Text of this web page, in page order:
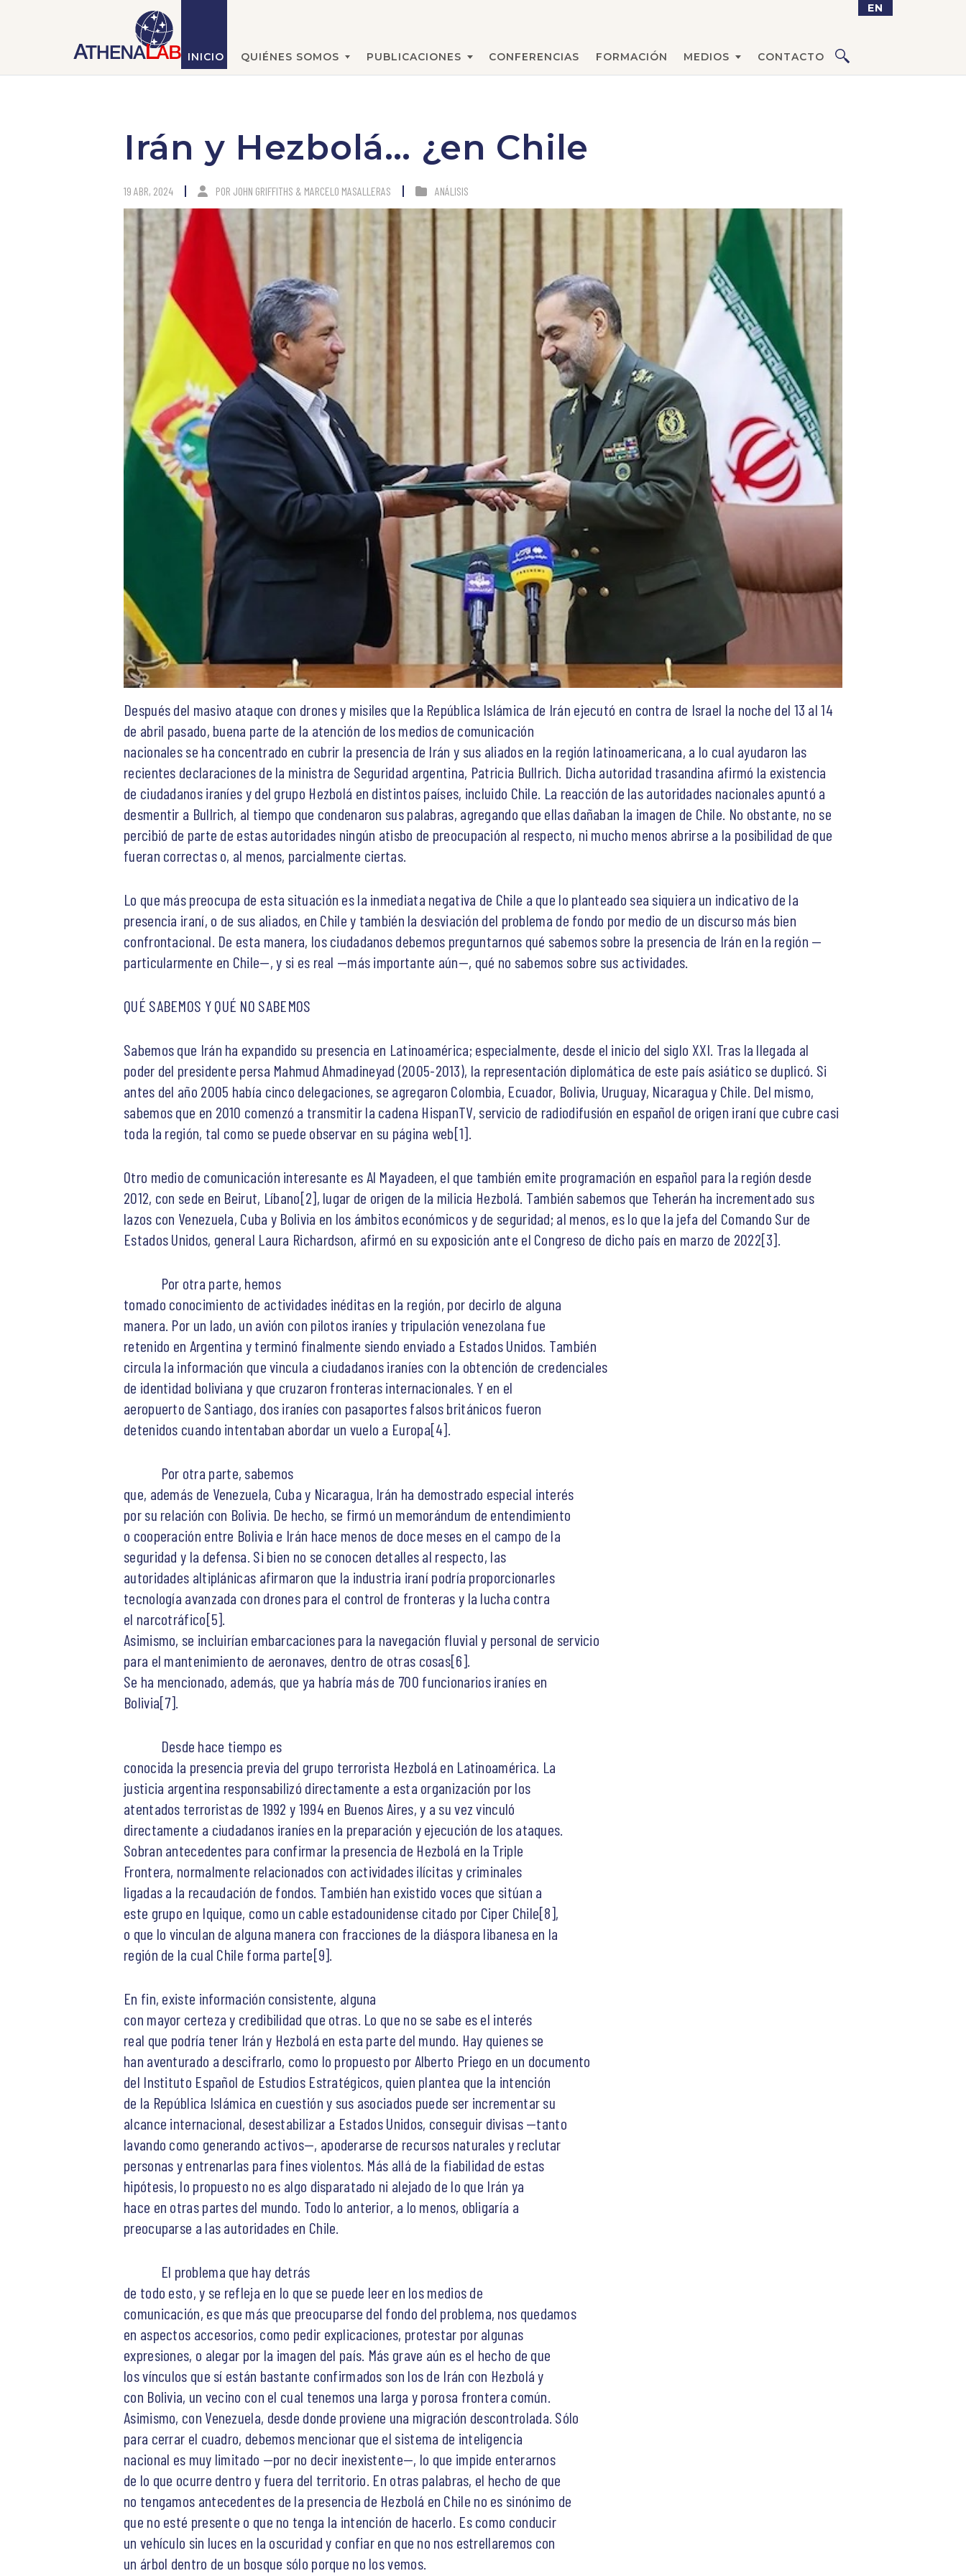
INICIO QUIÉNES SOMOS PUBLICACIONES CONFERENCIAS FORMACIÓN MEDIOS CONTACTO
BUSCAR
EN
Irán y Hezbolá… ¿en Chile
19 ABR, 2024 POR JOHN GRIFFITHS & MARCELO MASALLERAS ANÁLISIS
Después del masivo ataque con drones y misiles que la República Islámica de Irán ejecutó en contra de Israel la noche del 13 al 14
de abril pasado, buena parte de la atención de los medios de comunicación
nacionales se ha concentrado en cubrir la presencia de Irán y sus aliados en la región latinoamericana, a lo cual ayudaron las
recientes declaraciones de la ministra de Seguridad argentina, Patricia Bullrich. Dicha autoridad trasandina afirmó la existencia
de ciudadanos iraníes y del grupo Hezbolá en distintos países, incluido Chile. La reacción de las autoridades nacionales apuntó a
desmentir a Bullrich, al tiempo que condenaron sus palabras, agregando que ellas dañaban la imagen de Chile. No obstante, no se
percibió de parte de estas autoridades ningún atisbo de preocupación al respecto, ni mucho menos abrirse a la posibilidad de que
fueran correctas o, al menos, parcialmente ciertas.
Lo que más preocupa de esta situación es la inmediata negativa de Chile a que lo planteado sea siquiera un indicativo de la
presencia iraní, o de sus aliados, en Chile y también la desviación del problema de fondo por medio de un discurso más bien
confrontacional. De esta manera, los ciudadanos debemos preguntarnos qué sabemos sobre la presencia de Irán en la región —
particularmente en Chile—, y si es real —más importante aún—, qué no sabemos sobre sus actividades.
QUÉ SABEMOS Y QUÉ NO SABEMOS
Sabemos que Irán ha expandido su presencia en Latinoamérica; especialmente, desde el inicio del siglo XXI. Tras la llegada al
poder del presidente persa Mahmud Ahmadineyad (2005-2013), la representación diplomática de este país asiático se duplicó. Si
antes del año 2005 había cinco delegaciones, se agregaron Colombia, Ecuador, Bolivia, Uruguay, Nicaragua y Chile. Del mismo,
sabemos que en 2010 comenzó a transmitir la cadena HispanTV, servicio de radiodifusión en español de origen iraní que cubre casi
toda la región, tal como se puede observar en su página web[1].
Otro medio de comunicación interesante es Al Mayadeen, el que también emite programación en español para la región desde
2012, con sede en Beirut, Líbano[2], lugar de origen de la milicia Hezbolá. También sabemos que Teherán ha incrementado sus
lazos con Venezuela, Cuba y Bolivia en los ámbitos económicos y de seguridad; al menos, es lo que la jefa del Comando Sur de
Estados Unidos, general Laura Richardson, afirmó en su exposición ante el Congreso de dicho país en marzo de 2022[3].
Por otra parte, hemos
tomado conocimiento de actividades inéditas en la región, por decirlo de alguna
manera. Por un lado, un avión con pilotos iraníes y tripulación venezolana fue
retenido en Argentina y terminó finalmente siendo enviado a Estados Unidos. También
circula la información que vincula a ciudadanos iraníes con la obtención de credenciales
de identidad boliviana y que cruzaron fronteras internacionales. Y en el
aeropuerto de Santiago, dos iraníes con pasaportes falsos británicos fueron
detenidos cuando intentaban abordar un vuelo a Europa[4].
Por otra parte, sabemos
que, además de Venezuela, Cuba y Nicaragua, Irán ha demostrado especial interés
por su relación con Bolivia. De hecho, se firmó un memorándum de entendimiento
o cooperación entre Bolivia e Irán hace menos de doce meses en el campo de la
seguridad y la defensa. Si bien no se conocen detalles al respecto, las
autoridades altiplánicas afirmaron que la industria iraní podría proporcionarles
tecnología avanzada con drones para el control de fronteras y la lucha contra
el narcotráfico[5].
Asimismo, se incluirían embarcaciones para la navegación fluvial y personal de servicio
para el mantenimiento de aeronaves, dentro de otras cosas[6].
Se ha mencionado, además, que ya habría más de 700 funcionarios iraníes en
Bolivia[7].
Desde hace tiempo es
conocida la presencia previa del grupo terrorista Hezbolá en Latinoamérica. La
justicia argentina responsabilizó directamente a esta organización por los
atentados terroristas de 1992 y 1994 en Buenos Aires, y a su vez vinculó
directamente a ciudadanos iraníes en la preparación y ejecución de los ataques.
Sobran antecedentes para confirmar la presencia de Hezbolá en la Triple
Frontera, normalmente relacionados con actividades ilícitas y criminales
ligadas a la recaudación de fondos. También han existido voces que sitúan a
este grupo en Iquique, como un cable estadounidense citado por Ciper Chile[8],
o que lo vinculan de alguna manera con fracciones de la diáspora libanesa en la
región de la cual Chile forma parte[9].
En fin, existe información consistente, alguna
con mayor certeza y credibilidad que otras. Lo que no se sabe es el interés
real que podría tener Irán y Hezbolá en esta parte del mundo. Hay quienes se
han aventurado a descifrarlo, como lo propuesto por Alberto Priego en un documento
del Instituto Español de Estudios Estratégicos, quien plantea que la intención
de la República Islámica en cuestión y sus asociados puede ser incrementar su
alcance internacional, desestabilizar a Estados Unidos, conseguir divisas —tanto
lavando como generando activos—, apoderarse de recursos naturales y reclutar
personas y entrenarlas para fines violentos. Más allá de la fiabilidad de estas
hipótesis, lo propuesto no es algo disparatado ni alejado de lo que Irán ya
hace en otras partes del mundo. Todo lo anterior, a lo menos, obligaría a
preocuparse a las autoridades en Chile.
El problema que hay detrás
de todo esto, y se refleja en lo que se puede leer en los medios de
comunicación, es que más que preocuparse del fondo del problema, nos quedamos
en aspectos accesorios, como pedir explicaciones, protestar por algunas
expresiones, o alegar por la imagen del país. Más grave aún es el hecho de que
los vínculos que sí están bastante confirmados son los de Irán con Hezbolá y
con Bolivia, un vecino con el cual tenemos una larga y porosa frontera común.
Asimismo, con Venezuela, desde donde proviene una migración descontrolada. Sólo
para cerrar el cuadro, debemos mencionar que el sistema de inteligencia
nacional es muy limitado —por no decir inexistente—, lo que impide enterarnos
de lo que ocurre dentro y fuera del territorio. En otras palabras, el hecho de que
no tengamos antecedentes de la presencia de Hezbolá en Chile no es sinónimo de
que no esté presente o que no tenga la intención de hacerlo. Es como conducir
un vehículo sin luces en la oscuridad y confiar en que no nos estrellaremos con
un árbol dentro de un bosque sólo porque no los vemos.